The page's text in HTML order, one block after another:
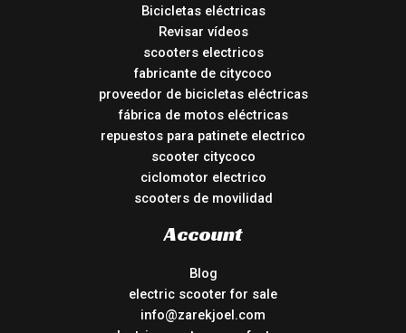
Bicicletas eléctricas
Revisar vídeos
scooters electricos
fabricante de citycoco
proveedor de bicicletas eléctricas
fábrica de motos eléctricas
repuestos para patinete electrico
scooter citycoco
ciclomotor electrico
scooters de movilidad
Account
Blog
electric scooter for sale
info@zarekjoel.com